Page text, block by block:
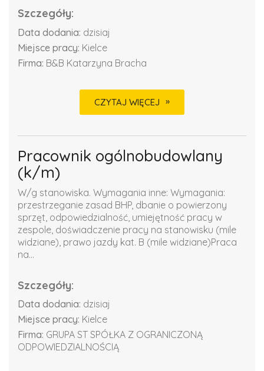
Szczegóły:
Data dodania: dzisiaj
Miejsce pracy: Kielce
Firma: B&B Katarzyna Bracha
CZYTAJ WIĘCEJ
Pracownik ogólnobudowlany
(k/m)
W/g stanowiska. Wymagania inne: Wymagania:
przestrzeganie zasad BHP, dbanie o powierzony
sprzęt, odpowiedzialność, umiejętność pracy w
zespole, doświadczenie pracy na stanowisku (mile
widziane), prawo jazdy kat. B (mile widziane)Praca
na...
Szczegóły:
Data dodania: dzisiaj
Miejsce pracy: Kielce
Firma: GRUPA ST SPÓŁKA Z OGRANICZONĄ
ODPOWIEDZIALNOŚCIĄ